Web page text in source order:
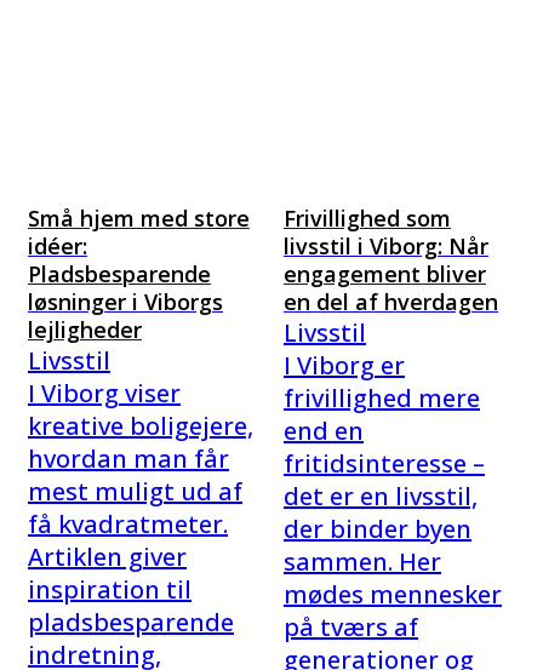
Små hjem med store
idéer:
Pladsbesparende
løsninger i Viborgs
lejligheder
Livsstil
I Viborg viser
kreative boligejere,
hvordan man får
mest muligt ud af
få kvadratmeter.
Artiklen giver
inspiration til
pladsbesparende
indretning,
Frivillighed som
livsstil i Viborg: Når
engagement bliver
en del af hverdagen
Livsstil
I Viborg er
frivillighed mere
end en
fritidsinteresse –
det er en livsstil,
der binder byen
sammen. Her
mødes mennesker
på tværs af
generationer og